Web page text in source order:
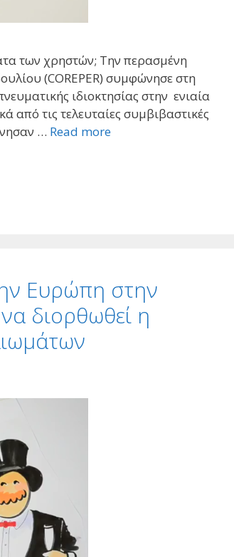
των χρηστών; Την περασμένη
(COREPER) συμφώνησε στη
ιδιοκτησίας στην ενιαία
από τις τελευταίες συμβιβαστικές
… Read more
Ευρώπη στην
διορθωθεί η